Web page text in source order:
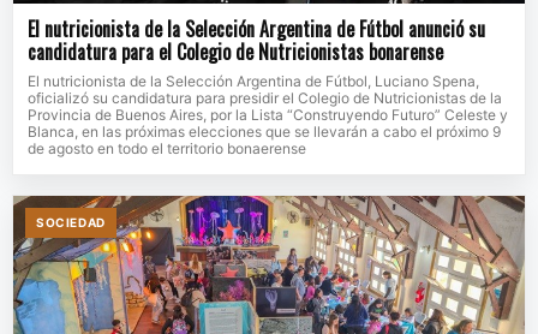
El nutricionista de la Selección Argentina de Fútbol anunció su
candidatura para el Colegio de Nutricionistas bonarense
El nutricionista de la Selección Argentina de Fútbol, Luciano Spena,
oficializó su candidatura para presidir el Colegio de Nutricionistas de la
Provincia de Buenos Aires, por la Lista “Construyendo Futuro” Celeste y
Blanca, en las próximas elecciones que se llevarán a cabo el próximo 9
de agosto en todo el territorio bonaerense
SOCIEDAD